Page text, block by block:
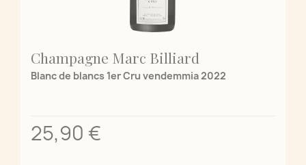
Champagne Marc Billiard
Blanc de blancs 1er Cru vendemmia 2022
25,90 €